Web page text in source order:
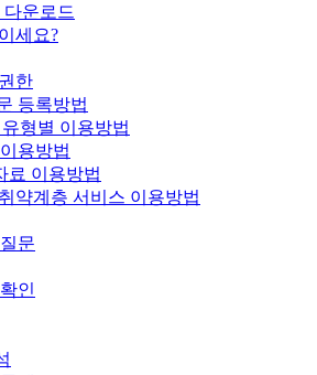
운로드
세요?
한
등록방법
형별 이용방법
용방법
료 이용방법
약계층 서비스 이용방법
문
인